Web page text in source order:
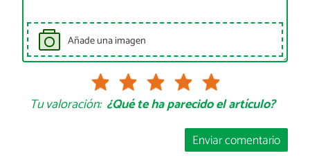
Añade una imagen
Tu valoración: ¿Qué te ha parecido el artículo?
Enviar comentario